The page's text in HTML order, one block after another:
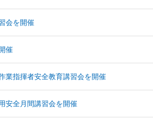
会を開催
催
業指揮者安全教育講習会を開催
安全月間講習会を開催